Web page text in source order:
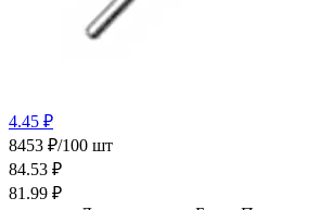
4.45 ₽
8453 ₽/100 шт
84.53 ₽
81.99 ₽